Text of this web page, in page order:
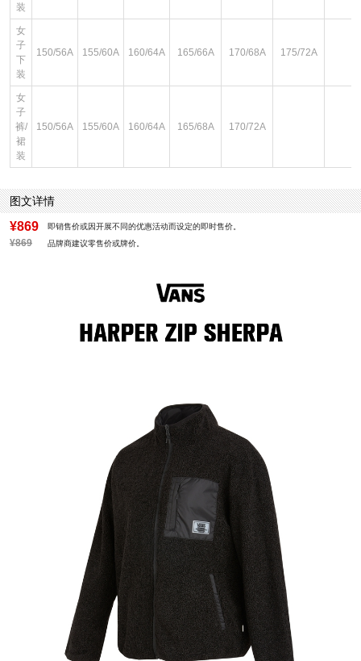
装
女
子
下
装
150/56A 155/60A 160/64A 165/66A 170/68A 175/72A
女
子
裤/
裙
装
150/56A 155/60A 160/64A 165/68A 170/72A
图文详情
¥869 即销售价或因开展不同的优惠活动而设定的即时售价。
¥869 品牌商建议零售价或牌价。